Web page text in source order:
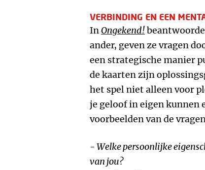
VERBINDING EN EEN
InOngekend!
ander, geven ze vragen
een strategische manier
de kaarten zijn
het spel niet alleen voor
je geloof in eigen kunnen
voorbeelden van de
- Welke persoonlijke
van jou?